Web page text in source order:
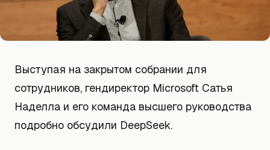
Выступая на закрытом собрании для
сотрудников, гендиректор Microsoft Сатья
Наделла и его команда высшего руководства
подробно обсудили DeepSeek.